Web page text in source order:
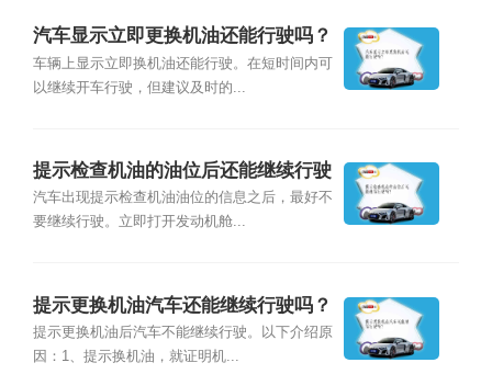
汽车显示立即更换机油还能行驶吗？
车辆上显示立即换机油还能行驶。在短时间内可
以继续开车行驶，但建议及时的...
提示检查机油的油位后还能继续行驶
吗？
汽车出现提示检查机油油位的信息之后，最好不
要继续行驶。立即打开发动机舱...
提示更换机油汽车还能继续行驶吗？
提示更换机油后汽车不能继续行驶。以下介绍原
因：1、提示换机油，就证明机...